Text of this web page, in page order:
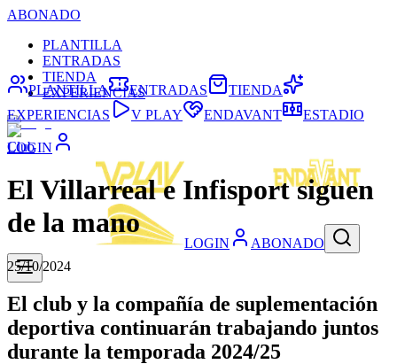
ABONADO
PLANTILLA
ENTRADAS
TIENDA
EXPERIENCIAS
LOGIN
LOGIN ABONADO
PLANTILLA ENTRADAS
TIENDA
EXPERIENCIAS
V PLAY ENDAVANT ESTADIO
Club
El Villarreal e Infisport siguen
de la mano
25/10/2024
El club y la compañía de suplementación
deportiva continuarán trabajando juntos
durante la temporada 2024/25